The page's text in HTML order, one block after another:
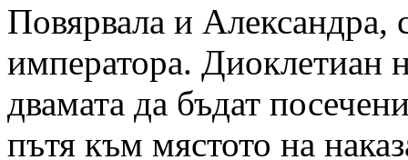
Повярвала и Александра,
императора. Диоклетиан
двамата да бъдат
пътя към мястото на